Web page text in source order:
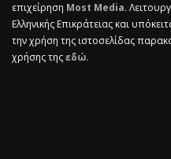
επιχείρηση Most Media.
Ελληνικής Επικράτειας και
την χρήση της ιστοσελίδας
χρήσης τηςεδώ.